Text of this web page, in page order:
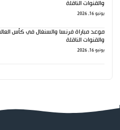
والقنوات الناقلة
يونيو 16, 2026
والقنوات الناقلة
يونيو 16, 2026